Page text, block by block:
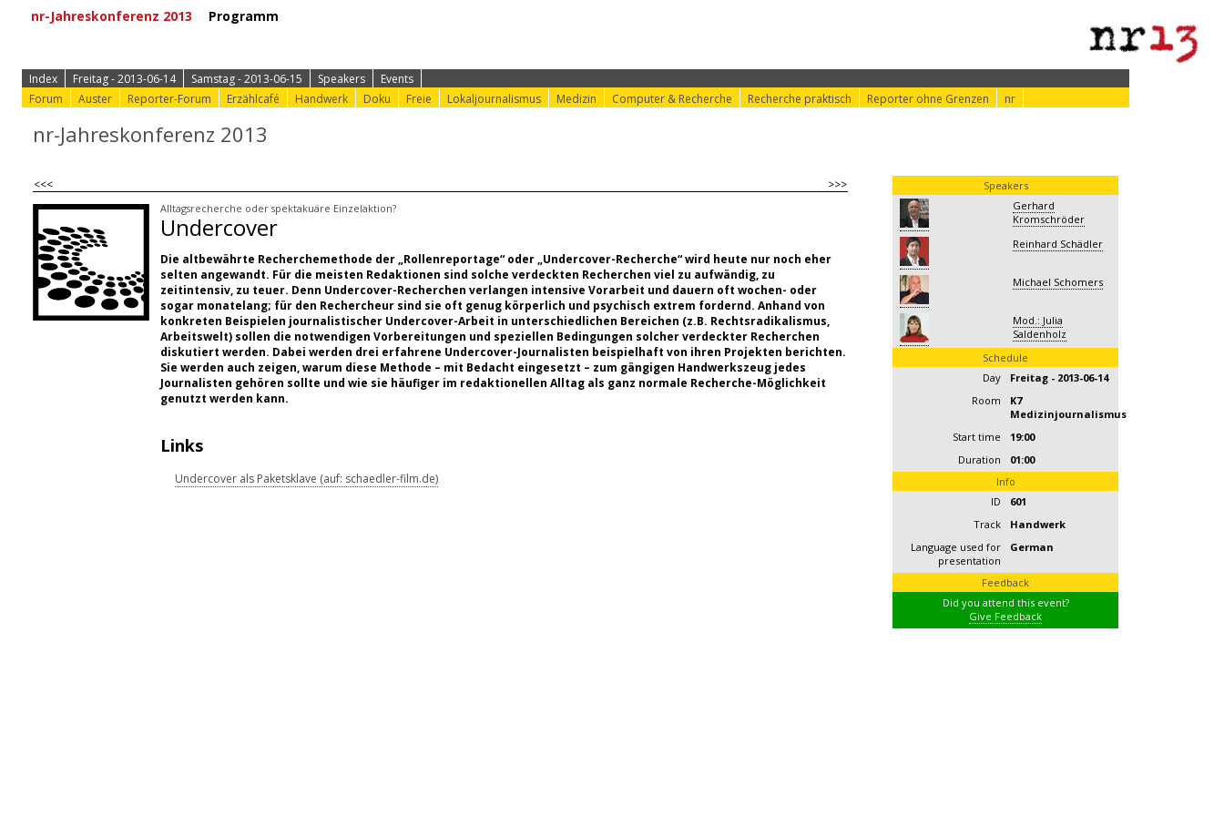
Index Freitag - 2013-06-14 Samstag - 2013-06-15 Speakers
Events
Forum
Auster Reporter-Forum Erzählcafé Handwerk Doku Freie Lokaljournalismus Medizin Computer & Recherche Recherche praktisch Reporter ohne Grenzen nr
nr-Jahreskonferenz 2013
Speakers
Gerhard
Kromschröder
Reinhard Schädler
Michael Schomers
Mod.: Julia
Saldenholz
Schedule
Day
Freitag - 2013-06-14
Room
K7
Medizinjournalismus
Start time
19:00
Duration
01:00
Info
ID
601
Track
Handwerk
Language used for
presentation
German
Feedback
Did you attend this event?
Give Feedback
Undercover
Alltagsrecherche oder spektakuäre Einzelaktion?
Die altbewährte Recherchemethode der „Rollenreportage“ oder „Undercover-Recherche“ wird heute nur noch eher
selten angewandt. Für die meisten Redaktionen sind solche verdeckten Recherchen viel zu aufwändig, zu
zeitintensiv, zu teuer. Denn Undercover-Recherchen verlangen intensive Vorarbeit und dauern oft wochen- oder
sogar monatelang; für den Rechercheur sind sie oft genug körperlich und psychisch extrem fordernd. Anhand von
konkreten Beispielen journalistischer Undercover-Arbeit in unterschiedlichen Bereichen (z.B. Rechtsradikalismus,
Arbeitswelt) sollen die notwendigen Vorbereitungen und speziellen Bedingungen solcher verdeckter Recherchen
diskutiert werden. Dabei werden drei erfahrene Undercover-Journalisten beispielhaft von ihren Projekten berichten.
Sie werden auch zeigen, warum diese Methode – mit Bedacht eingesetzt – zum gängigen Handwerkszeug jedes
Journalisten gehören sollte und wie sie häufiger im redaktionellen Alltag als ganz normale Recherche-Möglichkeit
genutzt werden kann.
Links
Undercover als Paketsklave (auf: schaedler-film.de)
<<< >>>
nr-Jahreskonferenz 2013 Programm